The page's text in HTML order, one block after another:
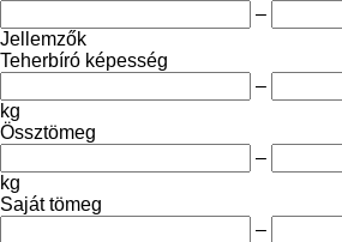
–
Jellemzők
Teherbíró képesség
–
kg
Össztömeg
–
kg
Saját tömeg
–